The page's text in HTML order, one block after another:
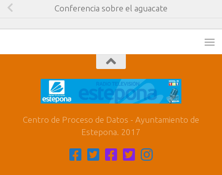
Conferencia sobre el aguacate
Centro de Proceso de Datos - Ayuntamiento de
Estepona. 2017